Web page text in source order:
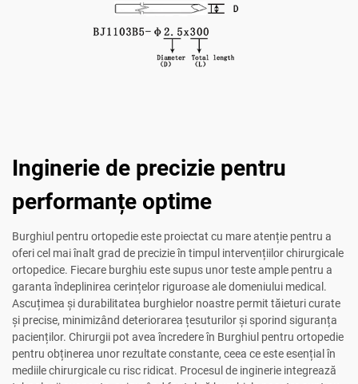
Inginerie de precizie pentru
performanțe optime
Burghiul pentru ortopedie este proiectat cu mare atenție pentru a
oferi cel mai înalt grad de precizie în timpul intervențiilor chirurgicale
ortopedice. Fiecare burghiu este supus unor teste ample pentru a
garanta îndeplinirea cerințelor riguroase ale domeniului medical.
Ascuțimea și durabilitatea burghielor noastre permit tăieturi curate
și precise, minimizând deteriorarea țesuturilor și sporind siguranța
pacienților. Chirurgii pot avea încredere în Burghiul pentru ortopedie
pentru obținerea unor rezultate constante, ceea ce este esențial în
mediile chirurgicale cu risc ridicat. Procesul de inginerie integrează